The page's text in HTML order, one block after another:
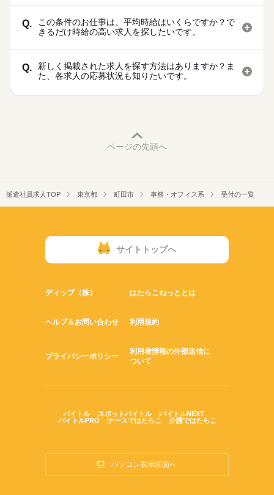
Q.
この条件のお仕事は、平均時給はいくらですか？で
きるだけ時給の高い求人を探したいです。
Q.
新しく掲載された求人を探す方法はありますか？ま
た、各求人の応募状況も知りたいです。
ページの先頭へ
派遣社員求人TOP 東京都 町田市 事務・オフィス系 受付の一覧
サイトトップへ
ディップ（株） はたらこねっととは
ヘルプ＆お問い合わせ 利用規約
プライバシーポリシー
利用者情報の外部送信に
ついて
バイトル スポットバイトル
バイトルNEXT
バイトルPRO
ナースではたらこ 介護ではたらこ
パソコン表示画面へ